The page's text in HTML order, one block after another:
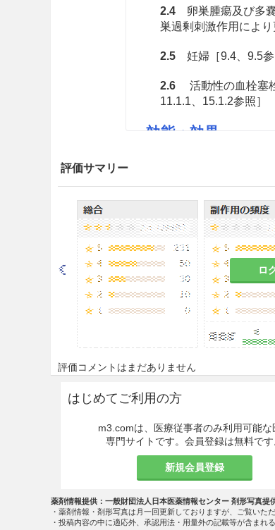
2.4卵巣腫瘍及び多嚢
巣過剰刺激作用によ
2.5妊婦［9.4、9.5参
2.6活動性の血栓塞栓
11.1.1、15.1.2参照］
効能・効果
○乏精子症における精子
用法・容量
＜排卵障害にもとづく
無排卵症の患者に対
Estrogen testを必ず
後、経口投与を開始
通常第1クール1日ク
用量・期間は1日
＜生殖補助医療におけ
通常、クロミフェン
与する。効果不十分
＜乏精子症における精
評価サマリー
ロ
評価コメントはまだありません
はじめてご利用の方
m3.comは、医療従事者のみ利用可能な
専門サイトです。会員登録は無料です
新規会員登録
薬剤情報提供：一般財団法人日本医薬情報センター 剤形写真提
・薬剤情報・剤形写真は月一回更新しておりますが、ご覧いた
・投稿内容の中に適応外、承認用法・用量外の記載等が含まれ